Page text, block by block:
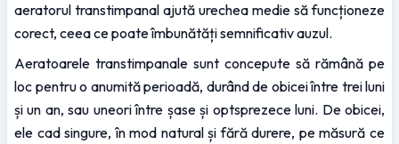
aeratorul transtimpanal ajută urechea medie să funcționeze
corect, ceea ce poate îmbunătăți semnificativ auzul.
Aeratoarele transtimpanale sunt concepute să rămână pe
loc pentru o anumită perioadă, durând de obicei între trei luni
și un an, sau uneori între șase și optsprezece luni. De obicei,
ele cad singure, în mod natural și fără durere, pe măsură ce